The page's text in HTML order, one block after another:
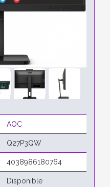
AOC
Q27P3QW
4038986180764
Disponible